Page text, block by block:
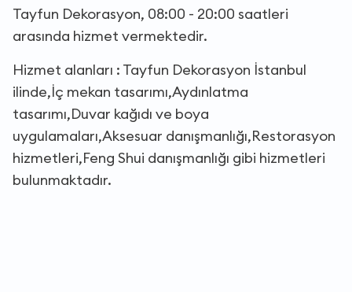
Tayfun Dekorasyon, 08:00 - 20:00 saatleri
arasında hizmet vermektedir.
Hizmet alanları : Tayfun Dekorasyon İstanbul
ilinde,İç mekan tasarımı,Aydınlatma
tasarımı,Duvar kağıdı ve boya
uygulamaları,Aksesuar danışmanlığı,Restorasyon
hizmetleri,Feng Shui danışmanlığı gibi hizmetleri
bulunmaktadır.